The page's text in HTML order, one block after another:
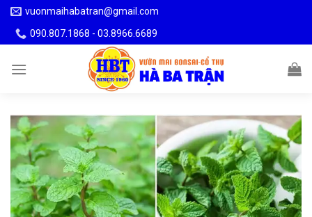
Skip
content
vuonmaihabatran@gmail.com
090.807.1868 - 03.8966.6689